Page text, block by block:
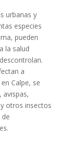
urbanas y
especies
pueden
la salud
a
Calpe, se
avispas,
otros insectos